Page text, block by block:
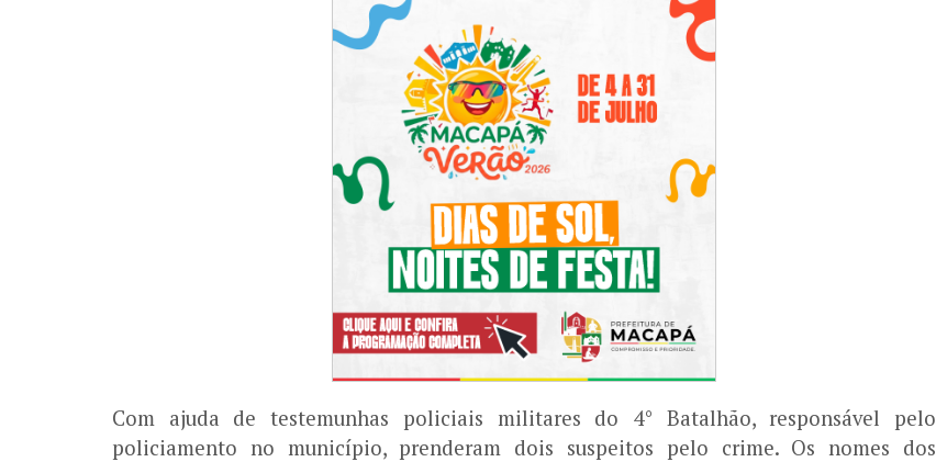
Com ajuda de testemunhas policiais militares do 4° Batalhão, responsável pelo
policiamento no município, prenderam dois suspeitos pelo crime. Os nomes dos